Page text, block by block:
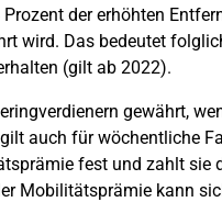
der erhöhten
wird. Das bedeutet
(gilt ab 2022).
gewährt,
auch für wöchentliche
fest und zahlt sie
Mobilitätsprämie kann